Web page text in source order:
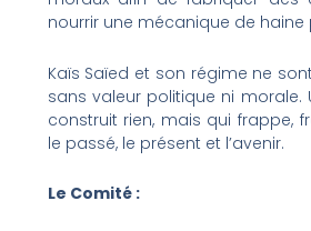
nourrir une mécanique de haine
Kaïs Saïed et son régime ne
sans valeur politique ni morale.
construit rien, mais qui frappe,
le passé, le présent et l’avenir.
Le Comité :